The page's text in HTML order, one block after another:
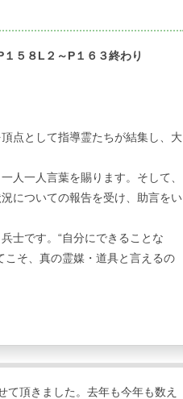
１５８L２～P１６３終わり
点として指導霊たちが結集し、大
人一人言葉を賜ります。そして、
についての報告を受け、助言をい
士です。“自分にできることな
こそ、真の霊媒・道具と言えるの
頂きました。去年も今年も数え